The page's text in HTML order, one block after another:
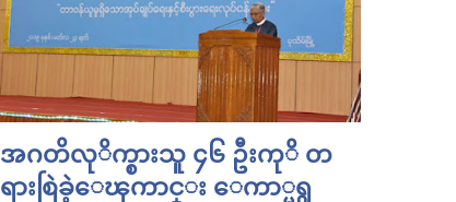
အဂတိလုိက္စားသူ ၄၆ ဦးကုိ တ
ရားစြဲခဲ့ေၾကာင္း ေကာ္မရွ